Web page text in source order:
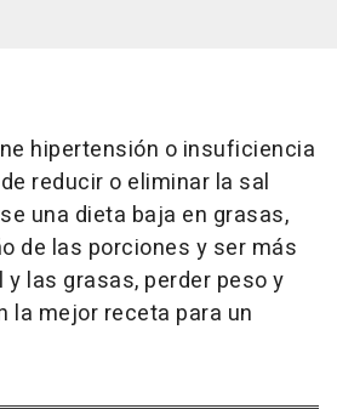
hipertensión o insuficiencia
reducir o eliminar la sal
una dieta baja en grasas,
de las porciones y ser más
las grasas, perder peso y
la mejor receta para un